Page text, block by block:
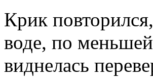
Крик
воде, по меньшей
виднелась